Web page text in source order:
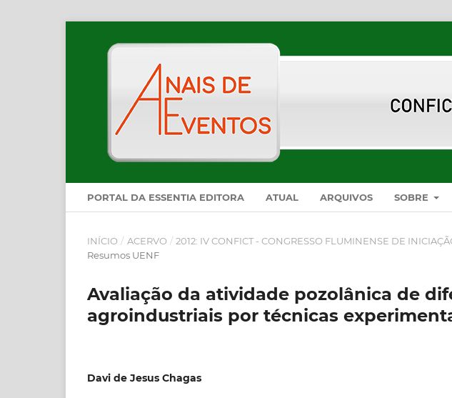
PORTAL DA ESSENTIA EDITORA ATUAL ARQUIVOS SOBRE
INÍCIO / ACERVO / 2012: IV CONFICT - CONGRESSO FLUMINENSE DE
Resumos UENF
Avaliação da atividade pozolânica de
agroindustriais por técnicas
Davi de Jesus Chagas